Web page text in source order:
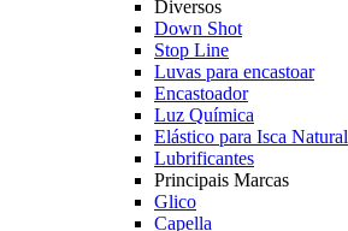
Diversos
Down Shot
Stop Line
Luvas para encastoar
Encastoador
Luz Química
Elástico para Isca Natural
Lubrificantes
Principais Marcas
Glico
Capella